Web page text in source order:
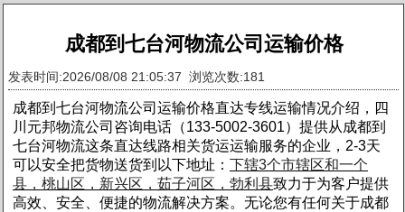
成都到七台河物流公司运输价格
发表时间:2026/08/08 21:05:37 浏览次数:181
成都到七台河物流公司运输价格直达专线运输情况介绍，四
川元邦物流公司咨询电话（133-5002-3601）提供从成都到
七台河物流这条直达线路相关货运运输服务的企业，2-3天
可以安全把货物送货到以下地址： 下辖3个市辖区和一个
县，桃山区，新兴区，茹子河区，勃利 县致力于为客户提供
高效、安全、便捷的物流解决方案。无论您有任何关于成都